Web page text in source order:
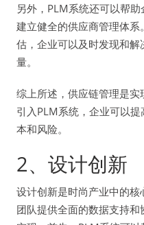
另外，PLM系统还可以帮
建立健全的供应商管理体
估，企业可以及时发现和
量。
综上所述，供应链管理是
引入PLM系统，企业可以
本和风险。
2、设计创新
设计创新是时尚产业中的
团队提供全面的数据支持